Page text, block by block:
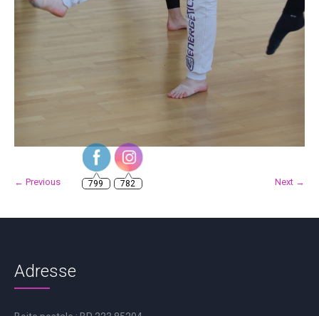
← Previous Next →
Adresse
799 782